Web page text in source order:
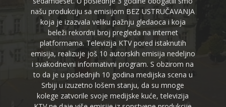
našu produkciju sa emisijom BEZ USTRUČAVANJA
koja je izazvala veliku pažnju gledaoca i koja
beleži rekordni broj pregleda na internet
platformama. Televizija KTV pored istaknutih
emisija, realizuje još 10 autorskih emisija nedeljno
i svakodnevni informativni program. S obzirom na
to da je u poslednjih 10 godina medijska scena u
Srbiji u izuzetno lošem stanju, da su mnoge
kolege zatvorile svoje medijske kuće, televizija